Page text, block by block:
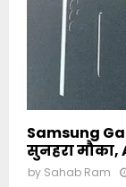
Samsung
सुनहरा मौका,
by Sahab Ram